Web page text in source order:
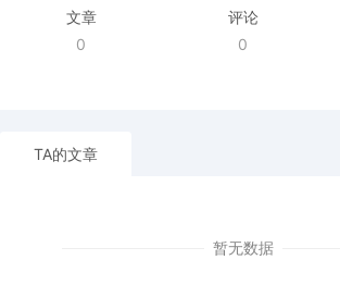
文章
0
评论
0
TA的文章
暂无数据